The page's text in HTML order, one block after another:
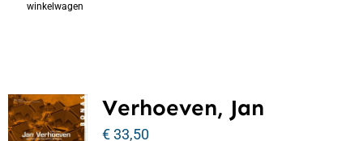
winkelwagen
Verhoeven, Jan
€33,50